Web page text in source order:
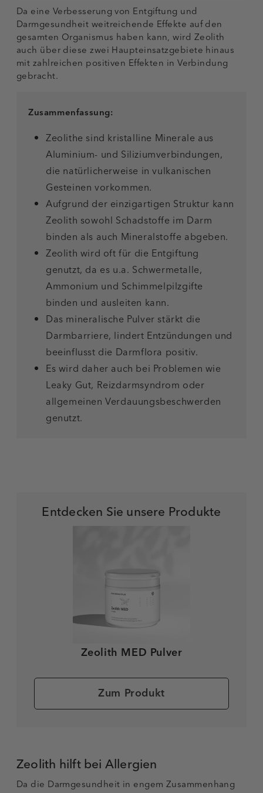
Da eine Verbesserung von Entgiftung und
Darmgesundheit weitreichende Effekte auf den
gesamten Organismus haben kann, wird Zeolith
auch über diese zwei Haupteinsatzgebiete hinaus
mit zahlreichen positiven Effekten in Verbindung
gebracht.
Zusammenfassung:
Zeolithe sind kristalline Minerale aus
Aluminium- und Siliziumverbindungen,
die natürlicherweise in vulkanischen
Gesteinen vorkommen.
Aufgrund der einzigartigen Struktur kann
Zeolith sowohl Schadstoffe im Darm
binden als auch Mineralstoffe abgeben.
Zeolith wird oft für die Entgiftung
genutzt, da es u.a. Schwermetalle,
Ammonium und Schimmelpilzgifte
binden und ausleiten kann.
Das mineralische Pulver stärkt die
Darmbarriere, lindert Entzündungen und
beeinflusst die Darmflora positiv.
Es wird daher auch bei Problemen wie
Leaky Gut, Reizdarmsyndrom oder
allgemeinen Verdauungsbeschwerden
genutzt.
Entdecken Sie unsere Produkte
Zeolith MED Pulver
Zum Produkt
Zeolith hilft bei Allergien
Da die Darmgesundheit in engem Zusammenhang